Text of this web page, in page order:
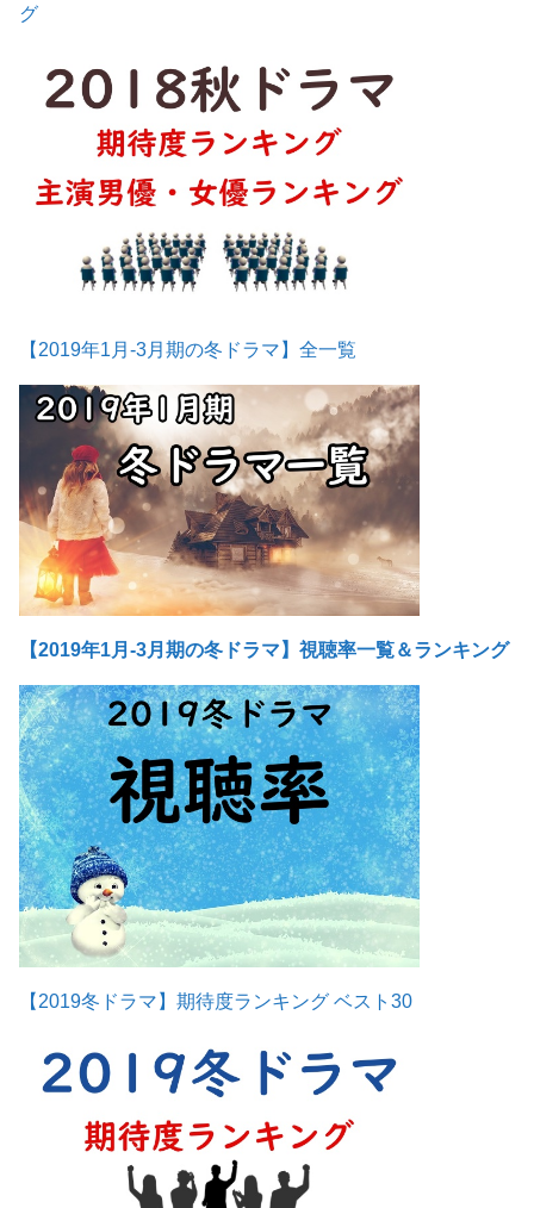
グ
【2019年1月-3月期の冬ドラマ】全一覧
【2019年1月-3月期の冬ドラマ】視聴率一覧＆ランキング
【2019冬ドラマ】期待度ランキング ベスト30